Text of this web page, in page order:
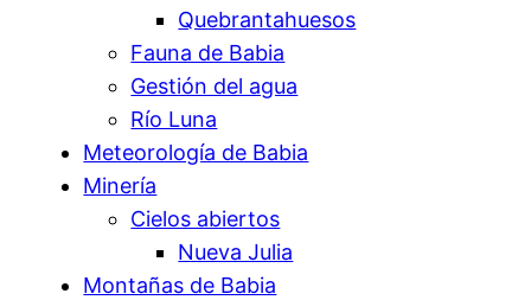
Quebrantahuesos
Fauna de Babia
Gestión del agua
Río Luna
Meteorología de Babia
Minería
Cielos abiertos
Nueva Julia
Montañas de Babia